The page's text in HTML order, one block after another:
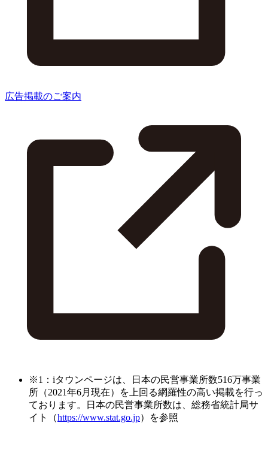
広告掲載のご案内
※1：iタウンページは、日本の民営事業所数516万事業
所（2021年6月現在）を上回る網羅性の高い掲載を行っ
ております。日本の民営事業所数は、総務省統計局サ
イト（https://www.stat.go.jp）を参照